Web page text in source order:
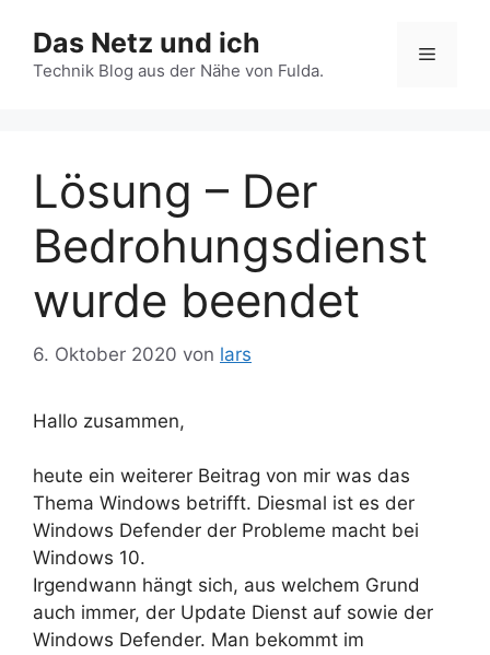
Inhalt
springen
Das Netz und ich
Technik Blog aus der Nähe von Fulda.
Menü
Lösung – Der
Bedrohungsdienst
wurde beendet
6. Oktober 2020 von lars
Hallo zusammen,
heute ein weiterer Beitrag von mir was das
Thema Windows betrifft. Diesmal ist es der
Windows Defender der Probleme macht bei
Windows 10.
Irgendwann hängt sich, aus welchem Grund
auch immer, der Update Dienst auf sowie der
Windows Defender. Man bekommt im